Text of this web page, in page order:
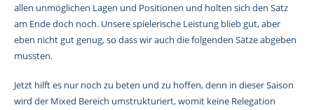
allen unmöglichen Lagen und Positionen und holten sich den Satz
am Ende doch noch. Unsere spielerische Leistung blieb gut, aber
eben nicht gut genug, so dass wir auch die folgenden Sätze abgeben
mussten.
Jetzt hilft es nur noch zu beten und zu hoffen, denn in dieser Saison
wird der Mixed Bereich umstrukturiert, womit keine Relegation